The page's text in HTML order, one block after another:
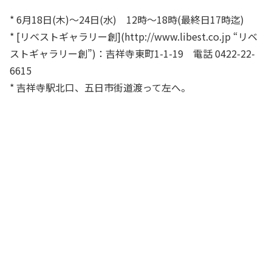
* 6月18日(木)～24日(水) 12時～18時(最終日17時迄)
* [リベストギャラリー創](http://www.libest.co.jp “リベ
ストギャラリー創”)：吉祥寺東町1-1-19 電話 0422-22-
6615
* 吉祥寺駅北口、五日市街道渡って左へ。